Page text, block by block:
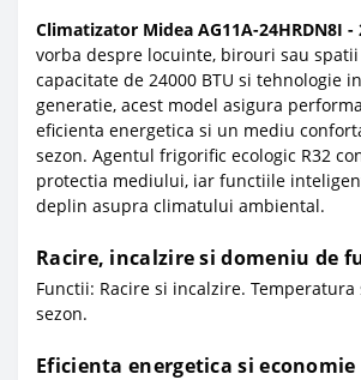
Climatizator Midea AG11A-24HRDN8I -
vorba despre locuinte, birouri sau
capacitate de 24000 BTU si tehnologie
generatie, acest model asigura
eficienta energetica si un mediu
sezon. Agentul frigorific ecologic R32
protectia mediului, iar functiile
deplin asupra climatului ambiental.
Racire, incalzire si domeniu de
Functii: Racire si incalzire.
sezon.
Eficienta energetica si economie